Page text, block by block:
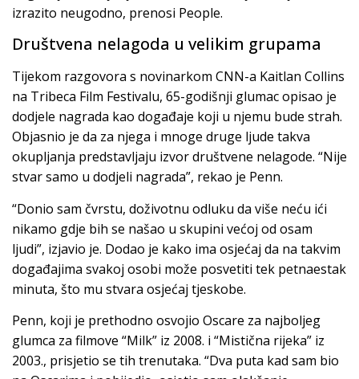
izrazito neugodno, prenosi People.
Društvena nelagoda u velikim grupama
Tijekom razgovora s novinarkom CNN-a Kaitlan Collins
na Tribeca Film Festivalu, 65-godišnji glumac opisao je
dodjele nagrada kao događaje koji u njemu bude strah.
Objasnio je da za njega i mnoge druge ljude takva
okupljanja predstavljaju izvor društvene nelagode. “Nije
stvar samo u dodjeli nagrada”, rekao je Penn.
“Donio sam čvrstu, doživotnu odluku da više neću ići
nikamo gdje bih se našao u skupini većoj od osam
ljudi”, izjavio je. Dodao je kako ima osjećaj da na takvim
događajima svakoj osobi može posvetiti tek petnaestak
minuta, što mu stvara osjećaj tjeskobe.
Penn, koji je prethodno osvojio Oscare za najboljeg
glumca za filmove “Milk” iz 2008. i “Mistična rijeka” iz
2003., prisjetio se tih trenutaka. “Dva puta kad sam bio